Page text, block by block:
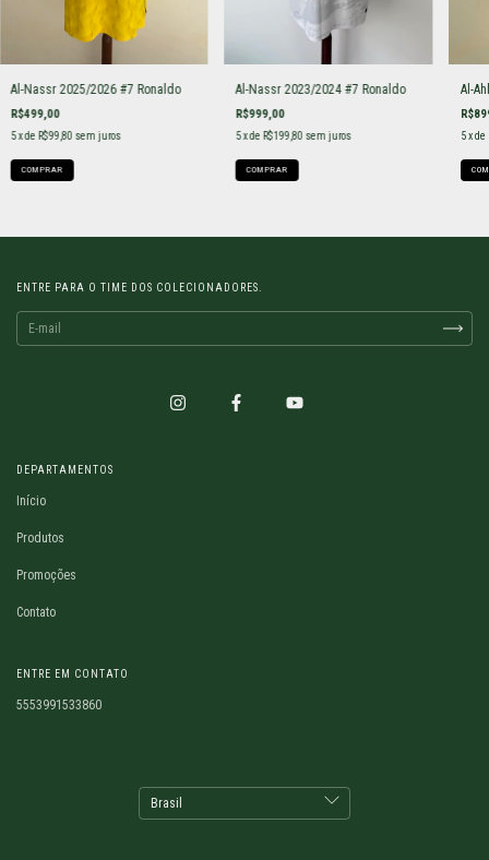
Al-Nassr 2025/2026 #7 Ronaldo
R$499,00
5x de R$99,80 sem juros
COMPRAR
Al-Nassr 2023/2024 #7 Ronaldo
R$999,00
5x de R$199,80 sem juros
COMPRAR
Al-
5 x de
ENTRE PARA O TIME DOS COLECIONADORES.
DEPARTAMENTOS
Início
Produtos
Promoções
Contato
ENTRE EM CONTATO
5553991533860